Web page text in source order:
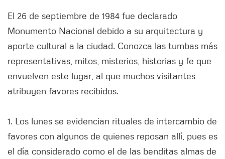
El 26 de septiembre de 1984 fue declarado
Monumento Nacional debido a su arquitectura y
aporte cultural a la ciudad. Conozca las tumbas más
representativas, mitos, misterios, historias y fe que
envuelven este lugar, al que muchos visitantes
atribuyen favores recibidos.
1. Los lunes se evidencian rituales de intercambio de
favores con algunos de quienes reposan allí, pues es
el día considerado como el de las benditas almas de